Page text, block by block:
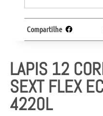
LAPIS 12
SEXT FLEX
4220L
Compartilhe